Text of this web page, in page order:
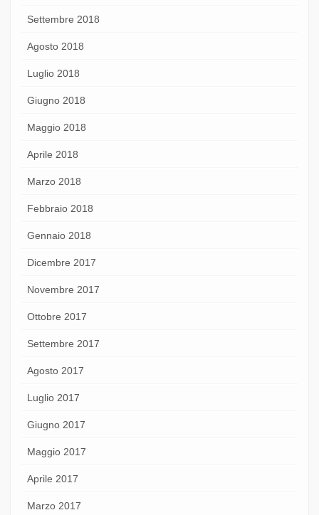
Settembre 2018
Agosto 2018
Luglio 2018
Giugno 2018
Maggio 2018
Aprile 2018
Marzo 2018
Febbraio 2018
Gennaio 2018
Dicembre 2017
Novembre 2017
Ottobre 2017
Settembre 2017
Agosto 2017
Luglio 2017
Giugno 2017
Maggio 2017
Aprile 2017
Marzo 2017